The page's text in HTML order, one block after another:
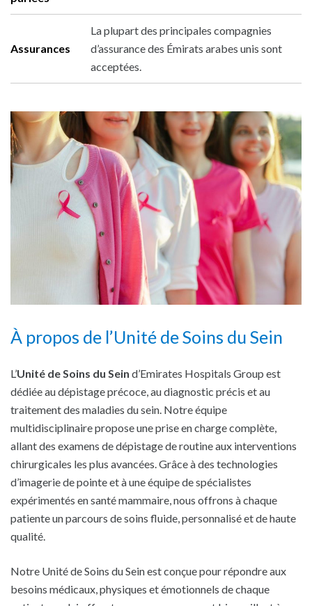
Assurances
La plupart des principales compagnies
d’assurance des Émirats arabes unis sont
acceptées.
À propos de l’Unité de Soins du Sein
L’Unité de Soins du Sein d’Emirates Hospitals Group est
dédiée au dépistage précoce, au diagnostic précis et au
traitement des maladies du sein. Notre équipe
multidisciplinaire propose une prise en charge complète,
allant des examens de dépistage de routine aux interventions
chirurgicales les plus avancées. Grâce à des technologies
d’imagerie de pointe et à une équipe de spécialistes
expérimentés en santé mammaire, nous offrons à chaque
patiente un parcours de soins fluide, personnalisé et de haute
qualité.
Notre Unité de Soins du Sein est conçue pour répondre aux
besoins médicaux, physiques et émotionnels de chaque